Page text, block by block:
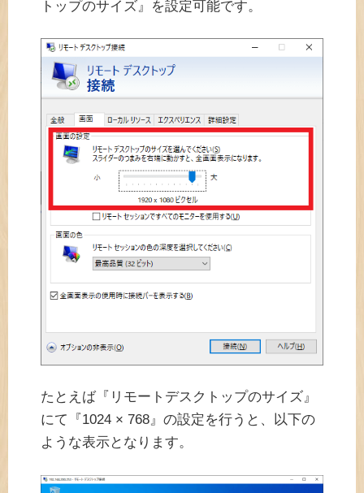
トップのサイズ』を設定可能です。
たとえば『リモートデスクトップのサイズ』
にて『1024 × 768』の設定を行うと、以下の
ような表示となります。